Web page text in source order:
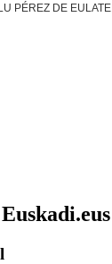
PÉREZ DE EULATE.